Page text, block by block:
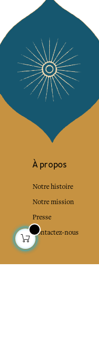
À propos
Notre histoire
Notre mission
Presse
Contactez-nous